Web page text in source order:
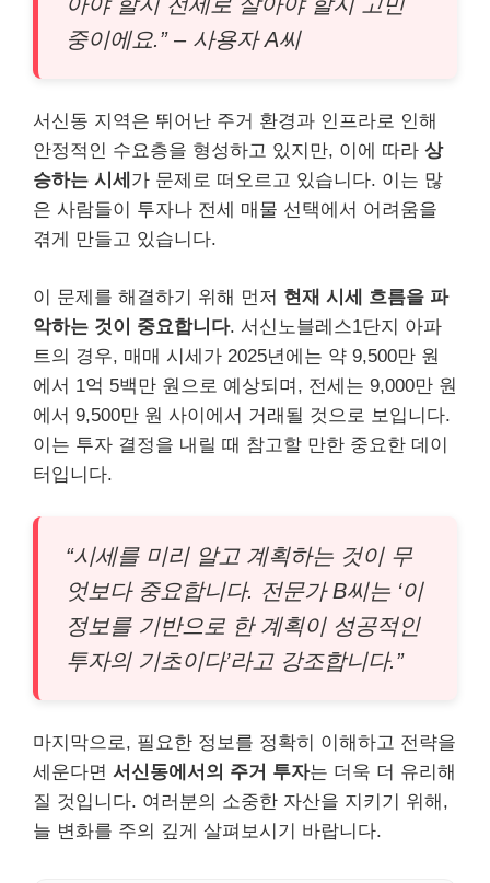
중이에요.” – 사용자 A씨
서신동 지역은 뛰어난 주거 환경과 인프라로 인해
안정적인 수요층을 형성하고 있지만, 이에 따라 상
승하는 시세 가 문제로 떠오르고 있습니다. 이는 많
은 사람들이 투자나 전세 매물 선택에서 어려움을
겪게 만들고 있습니다.
이 문제를 해결하기 위해 먼저 현재 시세 흐름을 파
악하는 것이 중요합니다. 서신노블레스1단지 아파
트의 경우, 매매 시세가 2025년에는 약 9,500만 원
에서 1억 5백만 원으로 예상되며, 전세는 9,000만 원
에서 9,500만 원 사이에서 거래될 것으로 보입니다.
이는 투자 결정을 내릴 때 참고할 만한 중요한 데이
터입니다.
“시세를 미리 알고 계획하는 것이 무
엇보다 중요합니다. 전문가 B씨는 ‘이
정보를 기반으로 한 계획이 성공적인
투자의 기초이다’라고 강조합니다.”
마지막으로, 필요한 정보를 정확히 이해하고 전략을
세운다면 서신동에서의 주거 투자는 더욱 더 유리해
질 것입니다. 여러분의 소중한 자산을 지키기 위해,
늘 변화를 주의 깊게 살펴보시기 바랍니다.